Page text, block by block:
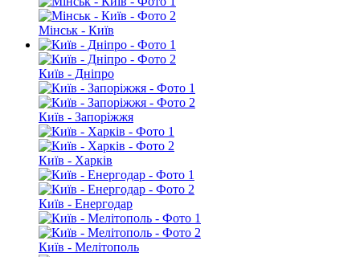
Мінськ - Київ
Київ - Дніпро
Київ - Запоріжжя
Київ - Харків
Київ - Енергодар
Київ - Мелітополь